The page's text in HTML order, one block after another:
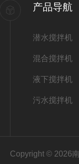
产品导航
潜水搅拌机
混合搅拌机
液下搅拌机
污水搅拌机
Copyright © 2026